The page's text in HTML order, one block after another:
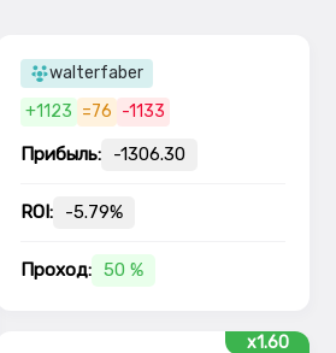
walterfaber
+1123 =76 -1133
Прибыль: -1306.30
ROI: -5.79%
Проход: 50 %
x1.60